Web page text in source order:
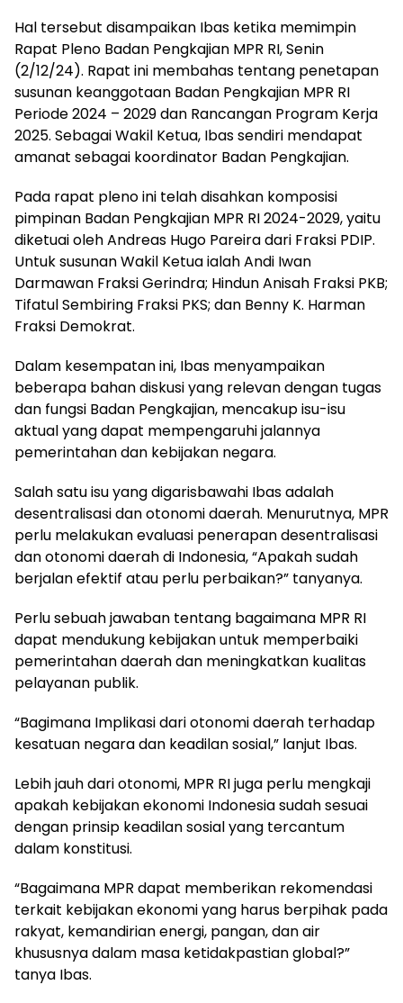
Hal tersebut disampaikan Ibas ketika memimpin
Rapat Pleno Badan Pengkajian MPR RI, Senin
(2/12/24). Rapat ini membahas tentang penetapan
susunan keanggotaan Badan Pengkajian MPR RI
Periode 2024 – 2029 dan Rancangan Program Kerja
2025. Sebagai Wakil Ketua, Ibas sendiri mendapat
amanat sebagai koordinator Badan Pengkajian.
Pada rapat pleno ini telah disahkan komposisi
pimpinan Badan Pengkajian MPR RI 2024-2029, yaitu
diketuai oleh Andreas Hugo Pareira dari Fraksi PDIP.
Untuk susunan Wakil Ketua ialah Andi Iwan
Darmawan Fraksi Gerindra; Hindun Anisah Fraksi PKB;
Tifatul Sembiring Fraksi PKS; dan Benny K. Harman
Fraksi Demokrat.
Dalam kesempatan ini, Ibas menyampaikan
beberapa bahan diskusi yang relevan dengan tugas
dan fungsi Badan Pengkajian, mencakup isu-isu
aktual yang dapat mempengaruhi jalannya
pemerintahan dan kebijakan negara.
Salah satu isu yang digarisbawahi Ibas adalah
desentralisasi dan otonomi daerah. Menurutnya, MPR
perlu melakukan evaluasi penerapan desentralisasi
dan otonomi daerah di Indonesia, “Apakah sudah
berjalan efektif atau perlu perbaikan?” tanyanya.
Perlu sebuah jawaban tentang bagaimana MPR RI
dapat mendukung kebijakan untuk memperbaiki
pemerintahan daerah dan meningkatkan kualitas
pelayanan publik.
“Bagimana Implikasi dari otonomi daerah terhadap
kesatuan negara dan keadilan sosial,” lanjut Ibas.
Lebih jauh dari otonomi, MPR RI juga perlu mengkaji
apakah kebijakan ekonomi Indonesia sudah sesuai
dengan prinsip keadilan sosial yang tercantum
dalam konstitusi.
“Bagaimana MPR dapat memberikan rekomendasi
terkait kebijakan ekonomi yang harus berpihak pada
rakyat, kemandirian energi, pangan, dan air
khususnya dalam masa ketidakpastian global?”
tanya Ibas.